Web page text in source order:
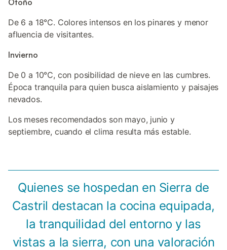
Otoño
De 6 a 18°C. Colores intensos en los pinares y menor
afluencia de visitantes.
Invierno
De 0 a 10°C, con posibilidad de nieve en las cumbres.
Época tranquila para quien busca aislamiento y paisajes
nevados.
Los meses recomendados son mayo, junio y
septiembre, cuando el clima resulta más estable.
Quienes se hospedan en Sierra de
Castril destacan la cocina equipada,
la tranquilidad del entorno y las
vistas a la sierra, con una valoración